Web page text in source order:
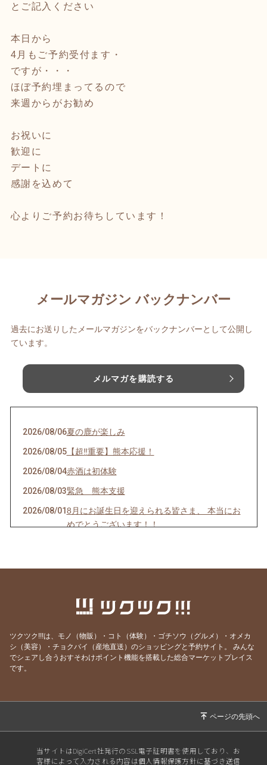
とご記入ください
本日から
4月もご予約受付ます・
ですが・・・
ほぼ予約埋まってるので
来週からがお勧め
お祝いに
歓迎に
デートに
感謝を込めて
心よりご予約お待ちしています！
メールマガジン バックナンバー
過去にお送りしたメールマガジンをバックナンバーとして公開し
ています。
メルマガを購読する
2026/08/06夏の鹿が楽しみ
2026/08/05【超‼️重要】熊本応援！
2026/08/04赤酒は初体験
2026/08/03緊急 熊本支援
2026/08/018月にお誕生日を迎えられる皆さま、 本当にお
めでとうございます！！
夏に絶品食材
2026/07/24 夏のプレゼント
2026/07/23 朝から熱波
2026/07/21贅沢！！スペシャリティコース
2026/07/17 今日の魚はなんだろう
ツクツク!!!は、モノ（物販）・コト（体験）・ゴチソウ（グルメ）・オメカ
シ（美容）・チョクバイ（産地直送）のショッピングと予約サイト。
みんな
でシェアし合うおすそわけポイント機能を搭載した総合マーケットプレイス
です。
当サイトはDigiCert社発行のSSL電子証明書を使用しており、お
客様によって入力される内容は個人情報保護方針に基づき送信